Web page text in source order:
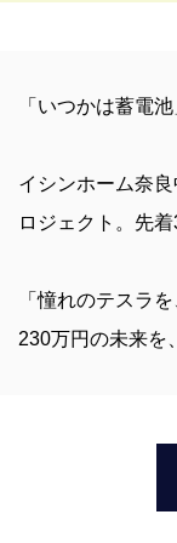
「いつかは蓄電
イシンホーム奈
ロジェクト。先
「憧れのテスラ
230万円の未来を